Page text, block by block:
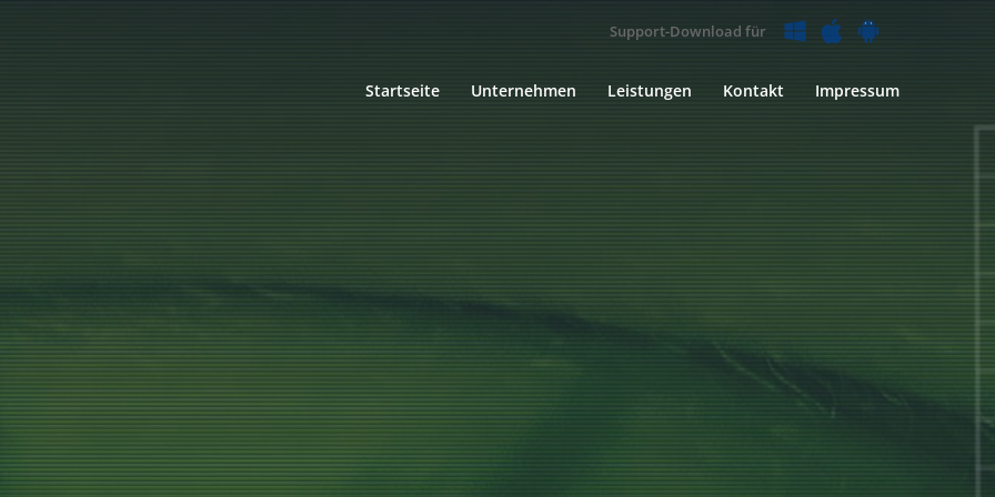
Support-Download für
Startseite Unternehmen Leistungen Kontakt Impressum